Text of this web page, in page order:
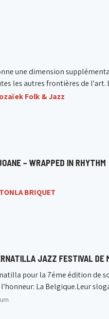
une dimension
les autres frontières de l'art.
Folk & Jazz
– WRAPPED IN RHYTHM
BRIQUET
JAZZ FESTIVAL DE
pour la 7éme édition de
La Belgique.Leur